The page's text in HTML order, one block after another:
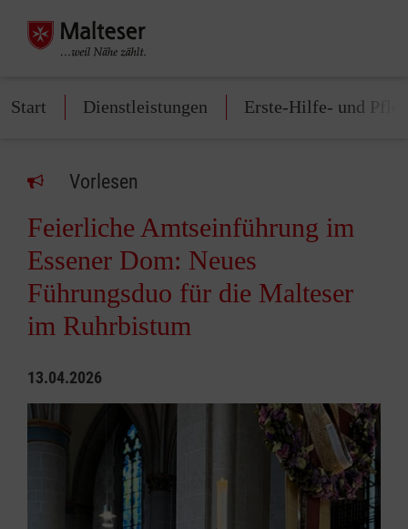
Start Dienstleistungen Erste-Hilfe- und
Vorlesen
Feierliche Amtseinführung im
Essener Dom: Neues
Führungsduo für die Malteser
im Ruhrbistum
13.04.2026